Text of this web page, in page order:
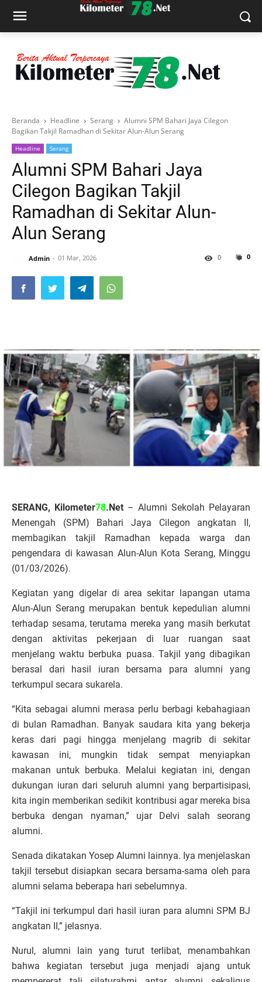
Beranda Headline Serang
Alumni SPM Bahari Jaya Cilegon
Bagikan Takjil Ramadhan di Sekitar Alun-Alun Serang
Headline Serang
Alumni SPM Bahari Jaya
Cilegon Bagikan Takjil
Ramadhan di Sekitar Alun-
Alun Serang
Admin 01 Mar, 2026 0
0
SERANG, Kilometer78.Net – Alumni Sekolah Pelayaran
Menengah (SPM) Bahari Jaya Cilegon angkatan II,
membagikan takjil Ramadhan kepada warga dan
pengendara di kawasan Alun-Alun Kota Serang, Minggu
(01/03/2026).
Kegiatan yang digelar di area sekitar lapangan utama
Alun-Alun Serang merupakan bentuk kepedulian alumni
terhadap sesama, terutama mereka yang masih berkutat
dengan aktivitas pekerjaan di luar ruangan saat
menjelang waktu berbuka puasa. Takjil yang dibagikan
berasal dari hasil iuran bersama para alumni yang
terkumpul secara sukarela.
“Kita sebagai alumni merasa perlu berbagi kebahagiaan
di bulan Ramadhan. Banyak saudara kita yang bekerja
keras dari pagi hingga menjelang magrib di sekitar
kawasan ini, mungkin tidak sempat menyiapkan
makanan untuk berbuka. Melalui kegiatan ini, dengan
dukungan iuran dari seluruh alumni yang berpartisipasi,
kita ingin memberikan sedikit kontribusi agar mereka bisa
berbuka dengan nyaman,” ujar Delvi salah seorang
alumni.
Senada dikatakan Yosep Alumni lainnya. Iya menjelaskan
takjil tersebut disiapkan secara bersama-sama oleh para
alumni selama beberapa hari sebelumnya.
“Takjil ini terkumpul dari hasil iuran para alumni SPM BJ
angkatan II,” jelasnya.
Nurul, alumni lain yang turut terlibat, menambahkan
bahwa kegiatan tersebut juga menjadi ajang untuk